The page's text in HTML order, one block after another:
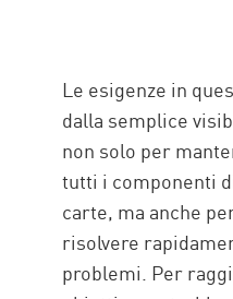
Le esigenze in
dalla semplice
non solo per
tutti i componenti
carte, ma anche
risolvere
problemi. Per